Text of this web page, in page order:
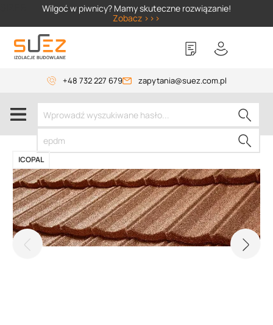
Wilgoć w piwnicy? Mamy skuteczne rozwiązanie!
Zobacz >>>
+48 732 227 679 zapytania@suez.com.pl
ICOPAL